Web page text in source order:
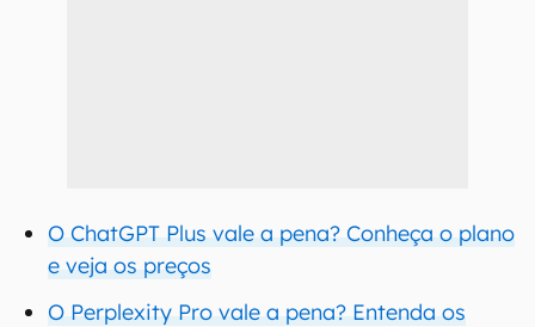
O ChatGPT Plus vale a pena? Conheça o plano
e veja os preços
O Perplexity Pro vale a pena? Entenda os